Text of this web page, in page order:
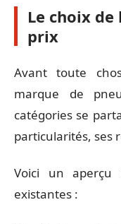
Le choix
prix
Avant toute
marque de
catégories se
particularités, ses
Voici un aperçu
existantes :